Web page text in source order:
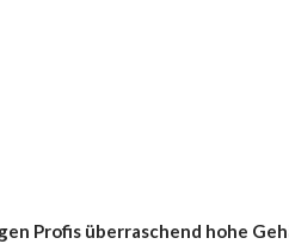
Profis überraschend hohe